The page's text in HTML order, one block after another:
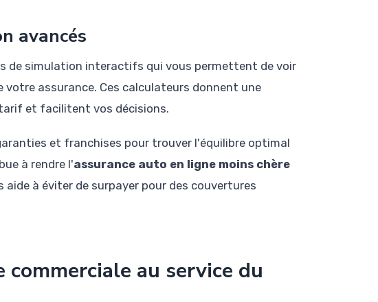
avancés
de simulation interactifs qui vous permettent de voir
assurance. Ces calculateurs donnent une
et facilitent vos décisions.
et franchises pour trouver l'équilibre optimal
à rendre l'assurance auto en ligne moins chère
à éviter de surpayer pour des couvertures
au service du